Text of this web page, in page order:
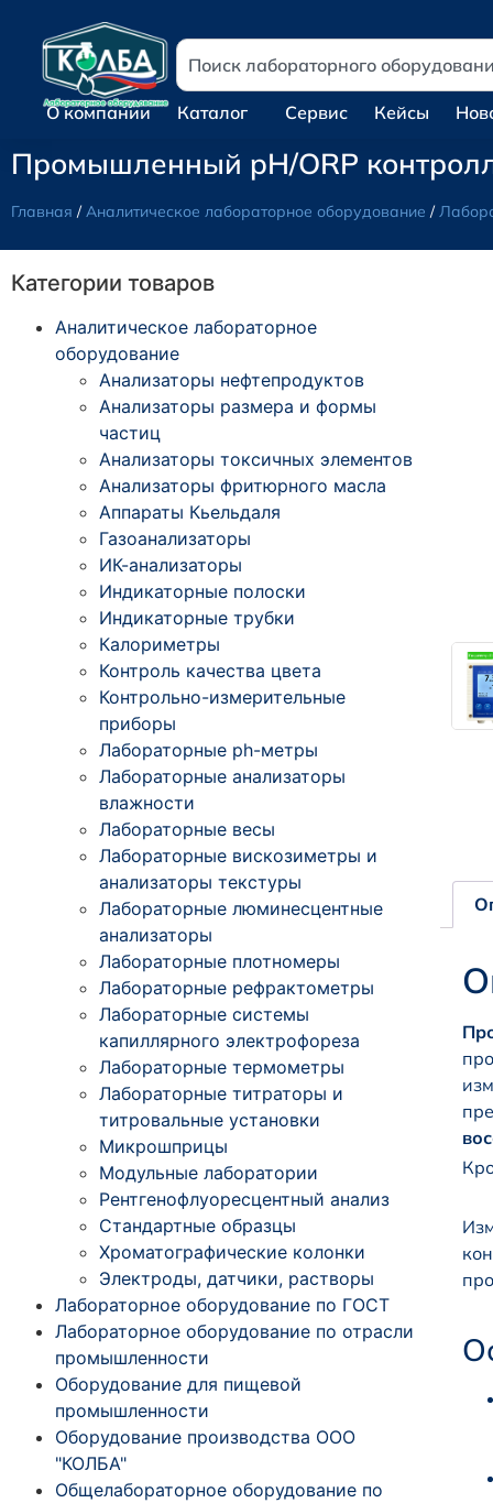
О компании Каталог Сервис Кейсы
Промышленный pH/ORP
Главная /Аналитическое лабораторное оборудование /
Категории товаров
Аналитическое лабораторное
оборудование
Анализаторы нефтепродуктов
Анализаторы размера и формы
частиц
Анализаторы токсичных элементов
Анализаторы фритюрного масла
Аппараты Кьельдаля
Газоанализаторы
ИК-анализаторы
Индикаторные полоски
Индикаторные трубки
Калориметры
Контроль качества цвета
Контрольно-измерительные
приборы
Лабораторные ph-метры
Лабораторные анализаторы
влажности
Лабораторные весы
Лабораторные вискозиметры и
анализаторы текстуры
Лабораторные люминесцентные
анализаторы
Лабораторные плотномеры
Лабораторные рефрактометры
Лабораторные системы
капиллярного электрофореза
Лабораторные термометры
Лабораторные титраторы и
титровальные установки
Микрошприцы
Модульные лаборатории
Рентгенофлуоресцентный анализ
Стандартные образцы
Хроматографические колонки
Электроды, датчики, растворы
Лабораторное оборудование по ГОСТ
Лабораторное оборудование по отрасли
промышленности
Оборудование для пищевой
промышленности
Оборудование производства ООО
"КОЛБА"
Общелабораторное оборудование по